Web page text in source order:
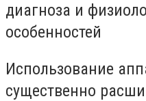
диагноза и
особенностей
Использование
существенно